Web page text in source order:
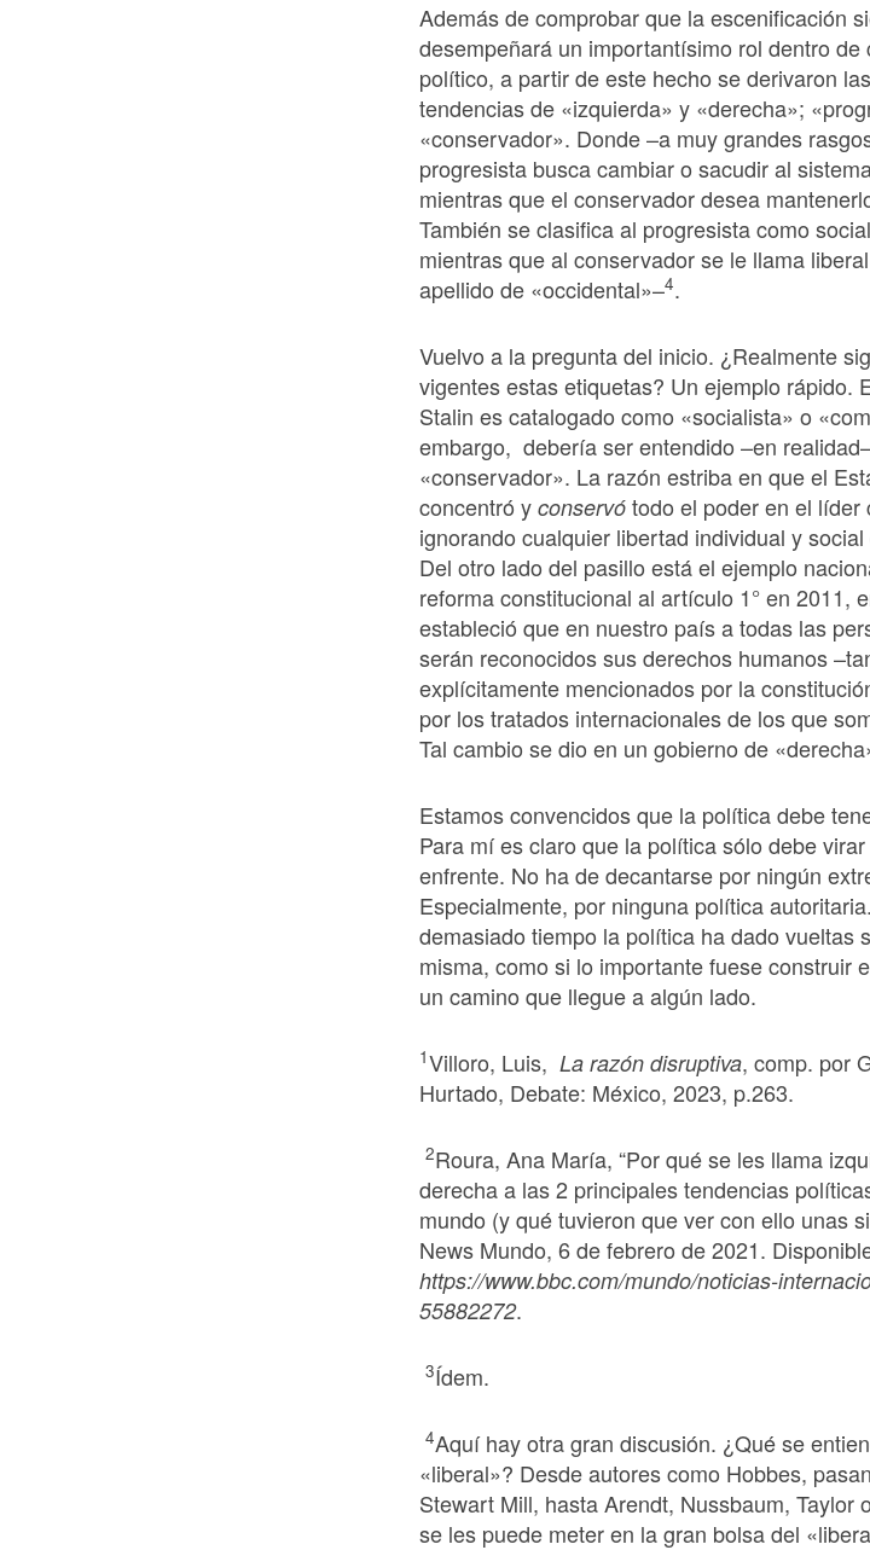
Además de comprobar que la escenificación
desempeñará un importantísimo rol dentro de
político, a partir de este hecho se derivaron
tendencias de «izquierda» y «derecha»;
«conservador». Donde –a muy grandes
progresista busca cambiar o sacudir al
mientras que el conservador desea
También se clasifica al progresista como
mientras que al conservador se le llama
apellido de «occidental»–4.
Vuelvo a la pregunta del inicio. ¿Realmente
vigentes estas etiquetas? Un ejemplo rápido.
Stalin es catalogado como «socialista» o
embargo, debería ser entendido –en
«conservador». La razón estriba en que el
concentró y conservó todo el poder en el líder
ignorando cualquier libertad individual y
Del otro lado del pasillo está el ejemplo
reforma constitucional al artículo 1° en 2011,
estableció que en nuestro país a todas las
serán reconocidos sus derechos humanos
explícitamente mencionados por la
por los tratados internacionales de los que
Tal cambio se dio en un gobierno de
Estamos convencidos que la política debe
Para mí es claro que la política sólo debe
enfrente. No ha de decantarse por ningún
Especialmente, por ninguna política
demasiado tiempo la política ha dado vueltas
misma, como si lo importante fuese construir
un camino que llegue a algún lado.
1Villoro, Luis, La razón disruptiva, comp. por
Hurtado, Debate: México, 2023, p.263.
2Roura, Ana María, “Por qué se les llama
derecha a las 2 principales tendencias
mundo (y qué tuvieron que ver con ello unas
News Mundo, 6 de febrero de 2021.
https://www.bbc.com/mundo/noticias-
55882272.
3Ídem.
4Aquí hay otra gran discusión. ¿Qué se
«liberal»? Desde autores como Hobbes,
Stewart Mill, hasta Arendt, Nussbaum, Taylor
se les puede meter en la gran bolsa del